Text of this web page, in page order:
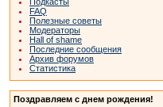
FAQ
Полезные советы
Модераторы
Hall of shame
Последние сообщения
Архив форумов
Статистика
Поздравляем с днем рождения!